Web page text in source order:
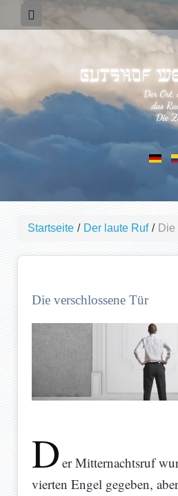
Startseite / Der laute Ruf /
Die verschlossene Tür
D er Mitternachtsruf
vierten Engel gegeben,